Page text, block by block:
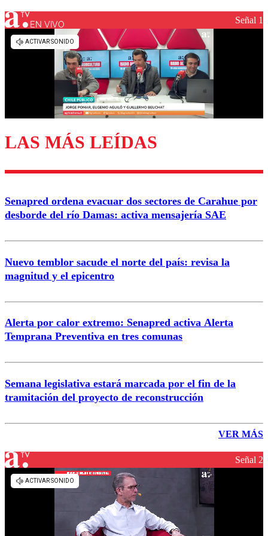
EN VIVO Señal 1
LAS MÁS LEÍDAS
Senapred ordena evacuar dos sectores de Carahue por
desborde del río Damas: activa mensajería SAE
Nuevo temblor sacude el norte del país: revisa la
magnitud y el epicentro
Alerta por calor extremo: Senapred activa Alerta
Temprana Preventiva en tres comunas
Semana legislativa estará marcada por el fin de la
tramitación del proyecto de reconstrucción
VER MÁS
Señal 2